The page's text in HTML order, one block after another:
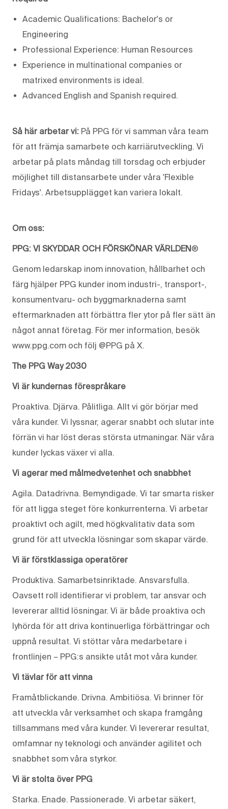
Academic Qualifications: Bachelor's or
Engineering
Professional Experience: Human Resources
Experience in multinational companies or
matrixed environments is ideal.
Advanced English and Spanish required.
Så här arbetar vi: På PPG för vi samman våra team
för att främja samarbete och karriärutveckling. Vi
arbetar på plats måndag till torsdag och erbjuder
möjlighet till distansarbete under våra 'Flexible
Fridays'. Arbetsupplägget kan variera lokalt.
Om oss:
PPG: VI SKYDDAR OCH FÖRSKÖNAR VÄRLDEN®
Genom ledarskap inom innovation, hållbarhet och
färg hjälper PPG kunder inom industri-, transport-,
konsumentvaru- och byggmarknaderna samt
eftermarknaden att förbättra fler ytor på fler sätt än
något annat företag. För mer information, besök
www.ppg.com och följ @PPG på X.
The PPG Way 2030
Vi är kundernas förespråkare
Proaktiva. Djärva. Pålitliga. Allt vi gör börjar med
våra kunder. Vi lyssnar, agerar snabbt och slutar inte
förrän vi har löst deras största utmaningar. När våra
kunder lyckas växer vi alla.
Vi agerar med målmedvetenhet och snabbhet
Agila. Datadrivna. Bemyndigade. Vi tar smarta risker
för att ligga steget före konkurrenterna. Vi arbetar
proaktivt och agilt, med högkvalitativ data som
grund för att utveckla lösningar som skapar värde.
Vi är förstklassiga operatörer
Produktiva. Samarbetsinriktade. Ansvarsfulla.
Oavsett roll identifierar vi problem, tar ansvar och
levererar alltid lösningar. Vi är både proaktiva och
lyhörda för att driva kontinuerliga förbättringar och
uppnå resultat. Vi stöttar våra medarbetare i
frontlinjen – PPG:s ansikte utåt mot våra kunder.
Vi tävlar för att vinna
Framåtblickande. Drivna. Ambitiösa. Vi brinner för
att utveckla vår verksamhet och skapa framgång
tillsammans med våra kunder. Vi levererar resultat,
omfamnar ny teknologi och använder agilitet och
snabbhet som våra styrkor.
Vi är stolta över PPG
Starka. Enade. Passionerade. Vi arbetar säkert,